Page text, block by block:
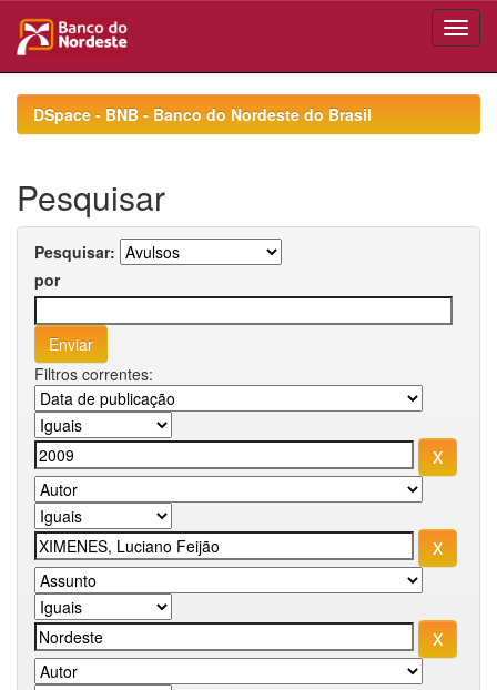
navigationDSpace - BNB - Banco do Nordeste do Brasil
Pesquisar
Pesquisar:
por
Filtros correntes: